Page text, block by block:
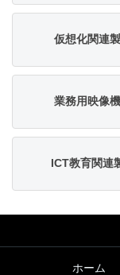
仮想化関連
業務用映像
ICT教育関連
ホーム